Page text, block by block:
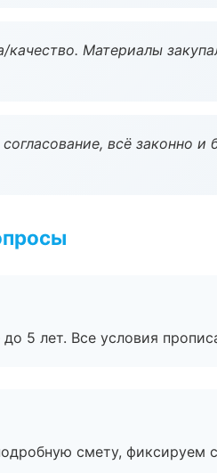
качество. Материалы
всё законно и
5 лет. Все условия
смету, фиксируем